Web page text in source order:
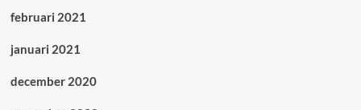
februari 2021
januari 2021
december 2020